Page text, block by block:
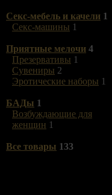
Секс-мебель и качели 1
Секс-машины 1
Приятные мелочи 4
Презервативы 1
Сувениры 2
Эротические наборы 1
БАДы 1
Возбуждающие для
женщин 1
Все товары 133